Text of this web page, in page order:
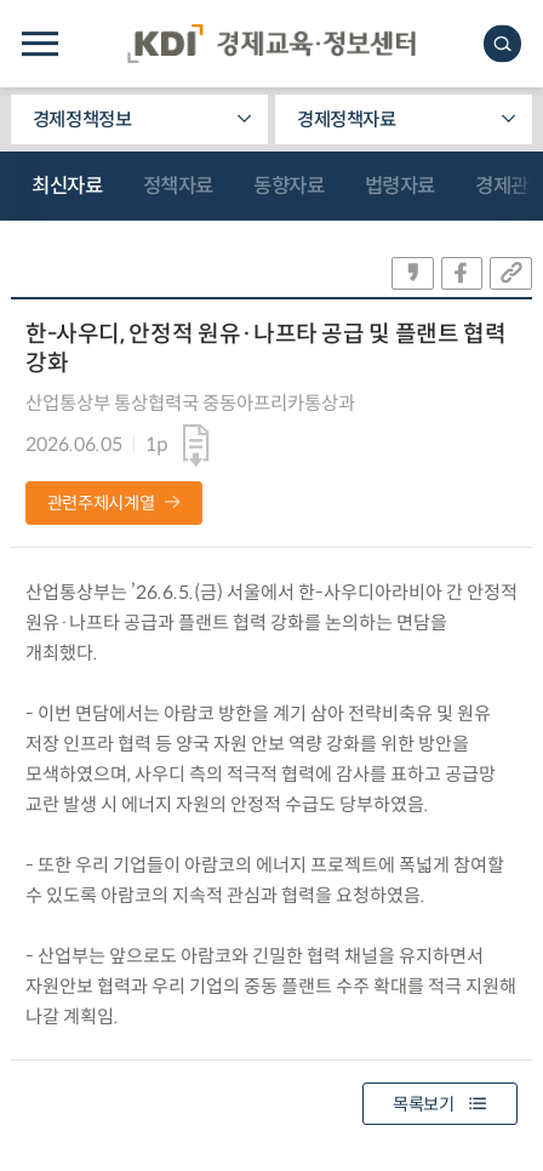
경제정책정보 경제정책자료
최신자료 정책자료 동향자료 법령자료 경제관
한-사우디, 안정적 원유·나프타 공급 및 플랜트 협력
강화
산업통상부 통상협력국 중동아프리카통상과
2026.06.05
1p
관련주제시계열
산업통상부는 ’26.6.5.(금) 서울에서 한-사우디아라비아 간 안정적
원유·나프타 공급과 플랜트 협력 강화를 논의하는 면담을
개최했다.
- 이번 면담에서는 아람코 방한을 계기 삼아 전략비축유 및 원유
저장 인프라 협력 등 양국 자원 안보 역량 강화를 위한 방안을
모색하였으며, 사우디 측의 적극적 협력에 감사를 표하고 공급망
교란 발생 시 에너지 자원의 안정적 수급도 당부하였음.
- 또한 우리 기업들이 아람코의 에너지 프로젝트에 폭넓게 참여할
수 있도록 아람코의 지속적 관심과 협력을 요청하였음.
- 산업부는 앞으로도 아람코와 긴밀한 협력 채널을 유지하면서
자원안보 협력과 우리 기업의 중동 플랜트 수주 확대를 적극 지원해
나갈 계획임.
목록보기